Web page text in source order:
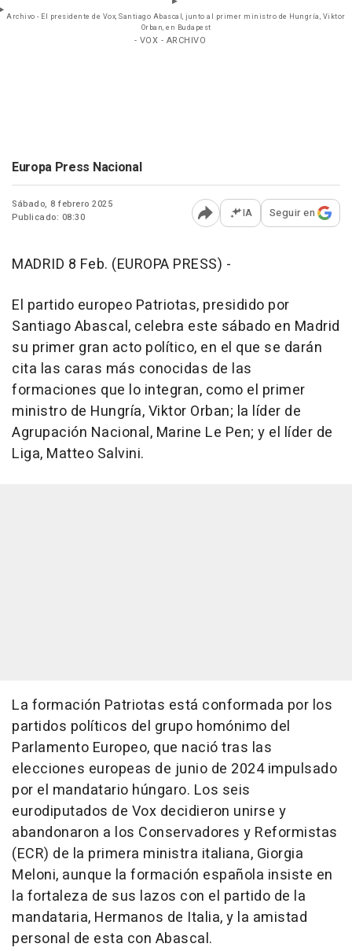
Archivo - El presidente de Vox, Santiago Abascal, junto al primer ministro de Hungría, Viktor
Orban, en Budapest
- VOX - ARCHIVO
Europa Press Nacional
Sábado, 8 febrero 2025
Publicado: 08:30
Abrir opciones para
IA Seguir en
MADRID 8 Feb. (EUROPA PRESS) -
El partido europeo Patriotas, presidido por
Santiago Abascal, celebra este sábado en Madrid
su primer gran acto político, en el que se darán
cita las caras más conocidas de las
formaciones que lo integran, como el primer
ministro de Hungría, Viktor Orban; la líder de
Agrupación Nacional, Marine Le Pen; y el líder de
Liga, Matteo Salvini.
La formación Patriotas está conformada por los
partidos políticos del grupo homónimo del
Parlamento Europeo, que nació tras las
elecciones europeas de junio de 2024 impulsado
por el mandatario húngaro. Los seis
eurodiputados de Vox decidieron unirse y
abandonaron a los Conservadores y Reformistas
(ECR) de la primera ministra italiana, Giorgia
Meloni, aunque la formación española insiste en
la fortaleza de sus lazos con el partido de la
mandataria, Hermanos de Italia, y la amistad
personal de esta con Abascal.